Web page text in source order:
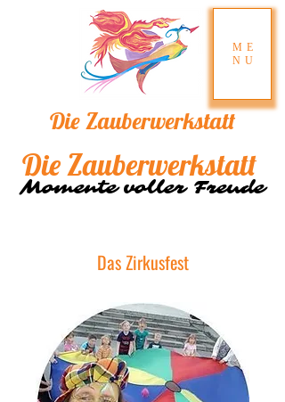
ME
NU
DieZau​berw​erksta​tt
Momente voller Freude
Momente voller Freude
DieZau​berw​erksta​tt
Das Zirkusfest